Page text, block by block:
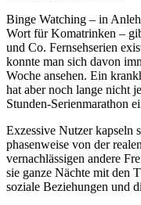
Binge Watching – in
Wort für Komatrinken –
und Co. Fernsehserien
konnte man sich davon
Woche ansehen. Ein
hat aber noch lange nicht
Stunden-Serienmarathon
Exzessive Nutzer kapseln
phasenweise von der
vernachlässigen andere
sie ganze Nächte mit den
soziale Beziehungen und